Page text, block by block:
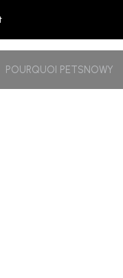
POURQUOI PETSNOWY